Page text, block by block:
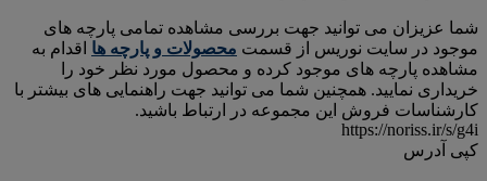
شما عزیزان می توانید جهت بررسی مشاهده تمامی پارچه های
موجود در سایت نوریس از قسمت محصولات و پارچه ها اقدام به
مشاهده پارچه های موجود کرده و محصول مورد نظر خود را
خریداری نمایید. همچنین شما می توانید جهت راهنمایی های بیشتر با
کارشناسات فروش این مجموعه در ارتباط باشید.
https://noriss.ir/s/g4i
کپی آدرس